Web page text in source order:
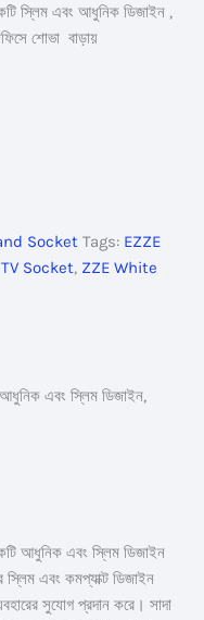
এবং আধুনিক ডিজাইন ,
শোভা বাড়ায়
Socket Tags: EZZE
Socket, ZZE White
এবং স্লিম ডিজাইন,
এবং স্লিম ডিজাইন
এবং কমপ্যাক্ট ডিজাইন
সুযোগ প্রদান করে। সাদা